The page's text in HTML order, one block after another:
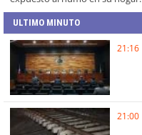
ULTIMO MINUTO
21:16
21:00